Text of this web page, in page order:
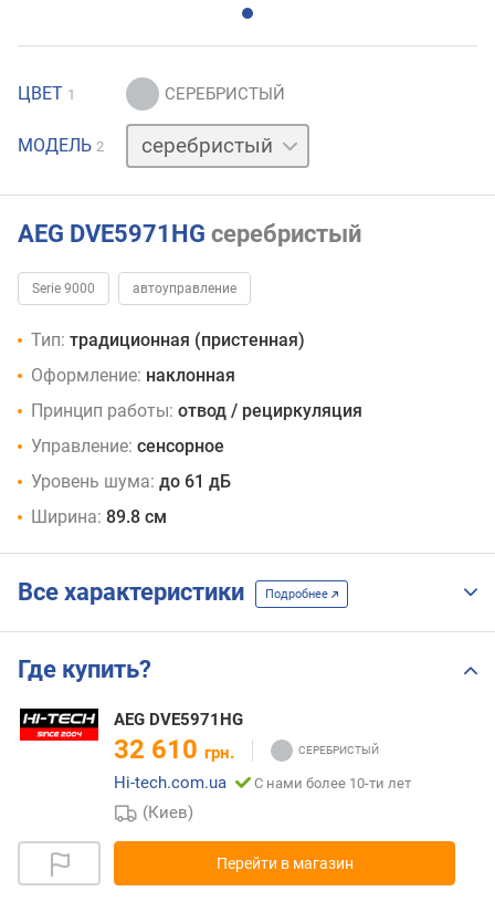
ЦВЕТ 1
МОДЕЛЬ 2
черный
AEG DVE5971HG серебристый
Serie 9000 автоуправление
Тип: традиционная (пристенная)
Оформление: наклонная
Принцип работы: отвод / рециркуляция
Управление: сенсорное
Уровень шума: до 61 дБ
Ширина: 89.8 см
Все характеристики Подробнее
Где купить?
AEG DVE5971HG
32 610 грн.
Hi-tech.com.ua
С нами более 10-ти лет
(Киев)
Перейти в магазин